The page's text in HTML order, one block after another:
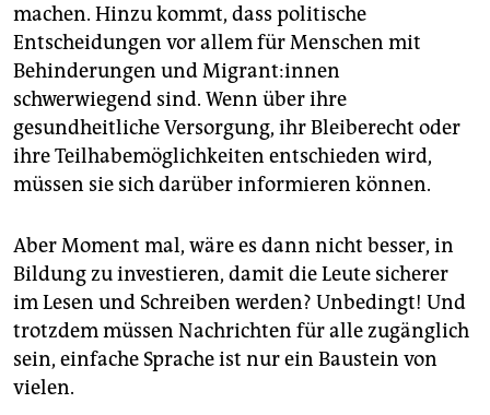
machen. Hinzu kommt, dass politische
Entscheidungen vor allem für Menschen mit
Behinderungen und Mi­gran­t:in­nen
schwerwiegend sind. Wenn über ihre
gesundheitliche Versorgung, ihr Bleiberecht oder
ihre Teilhabemöglichkeiten entschieden wird,
müssen sie sich darüber informieren können.
Aber Moment mal, wäre es dann nicht besser, in
Bildung zu investieren, damit die Leute sicherer
im Lesen und Schreiben werden? Unbedingt! Und
trotzdem müssen Nachrichten für alle zugänglich
sein, einfache Sprache ist nur ein Baustein von
vielen.